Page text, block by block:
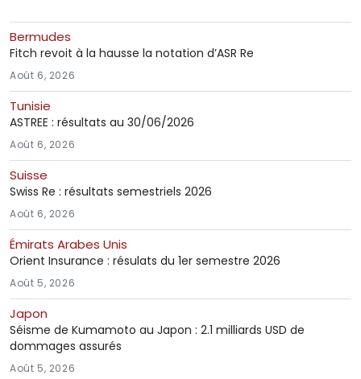
Bermudes
Fitch revoit à la hausse la notation d’ASR Re
Août 6, 2026
Tunisie
ASTREE : résultats au 30/06/2026
Août 6, 2026
Suisse
Swiss Re : résultats semestriels 2026
Août 6, 2026
Émirats Arabes Unis
Orient Insurance : résulats du 1er semestre 2026
Août 5, 2026
Japon
Séisme de Kumamoto au Japon : 2.1 milliards USD de
dommages assurés
Août 5, 2026